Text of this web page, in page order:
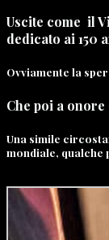
Uscite come il
dedicato ai 150
Ovviamente la
Che poi a
Una simile
mondiale, qualche